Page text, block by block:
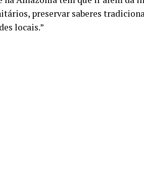
preservar saberes
locais.”